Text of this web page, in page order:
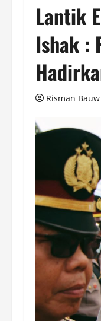
Lantik
Ishak :
Risman Bauw